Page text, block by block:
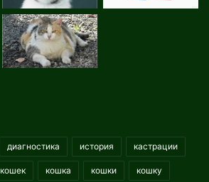
диагностика история кастрации
кошек кошка кошки кошку